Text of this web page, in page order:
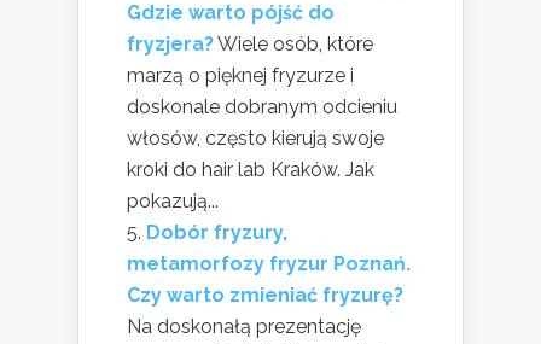
Gdzie warto pójść do
fryzjera?Wiele osób, które
marzą o pięknej fryzurze i
doskonale dobranym odcieniu
włosów, często kierują swoje
kroki do hair lab Kraków. Jak
pokazują...
Dobór fryzury,
metamorfozy fryzur Poznań.
Czy warto zmieniać fryzurę?
Na doskonałą prezentację